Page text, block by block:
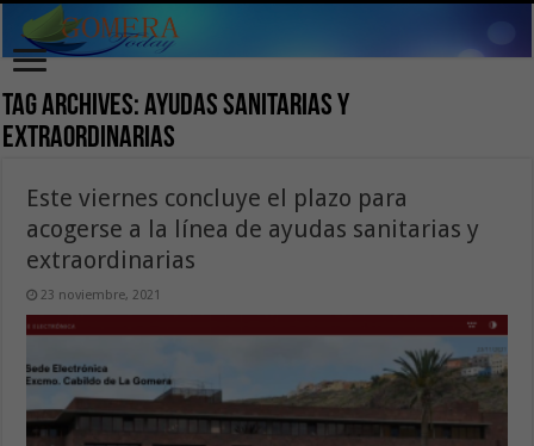
Tag Archives:ayudas sanitarias y
extraordinarias
Este viernes concluye el plazo para
acogerse a la línea de ayudas sanitarias y
extraordinarias
23 noviembre, 2021